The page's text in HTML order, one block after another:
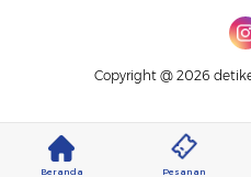
Beranda Pesanan
Copyright @ 2026